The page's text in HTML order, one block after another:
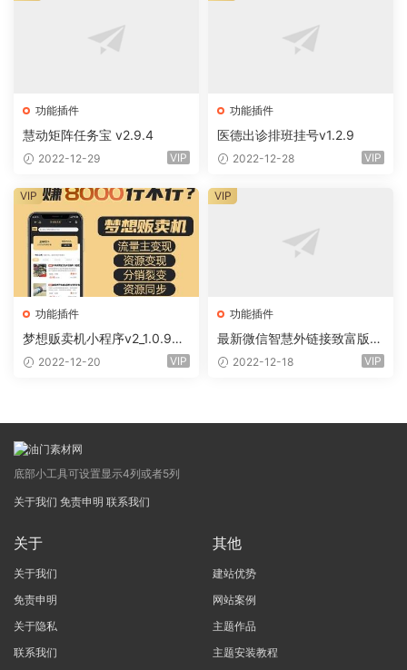
功能插件
慧动矩阵任务宝 v2.9.4
2022-12-29 VIP
功能插件
医德出诊排班挂号v1.2.9
2022-12-28 VIP
功能插件
梦想贩卖机小程序v2_1.0.96
+全插件（线传）
2022-12-20 VIP
VIP
功能插件
最新微信智慧外链接致富版小
程序（前端+全插件)
2022-12-18 VIP
VIP
底部小工具可设置显示4列或者5列
关于我们 免责申明 联系我们
关于
关于我们
免责申明
关于隐私
联系我们
其他
建站优势
网站案例
主题作品
主题安装教程